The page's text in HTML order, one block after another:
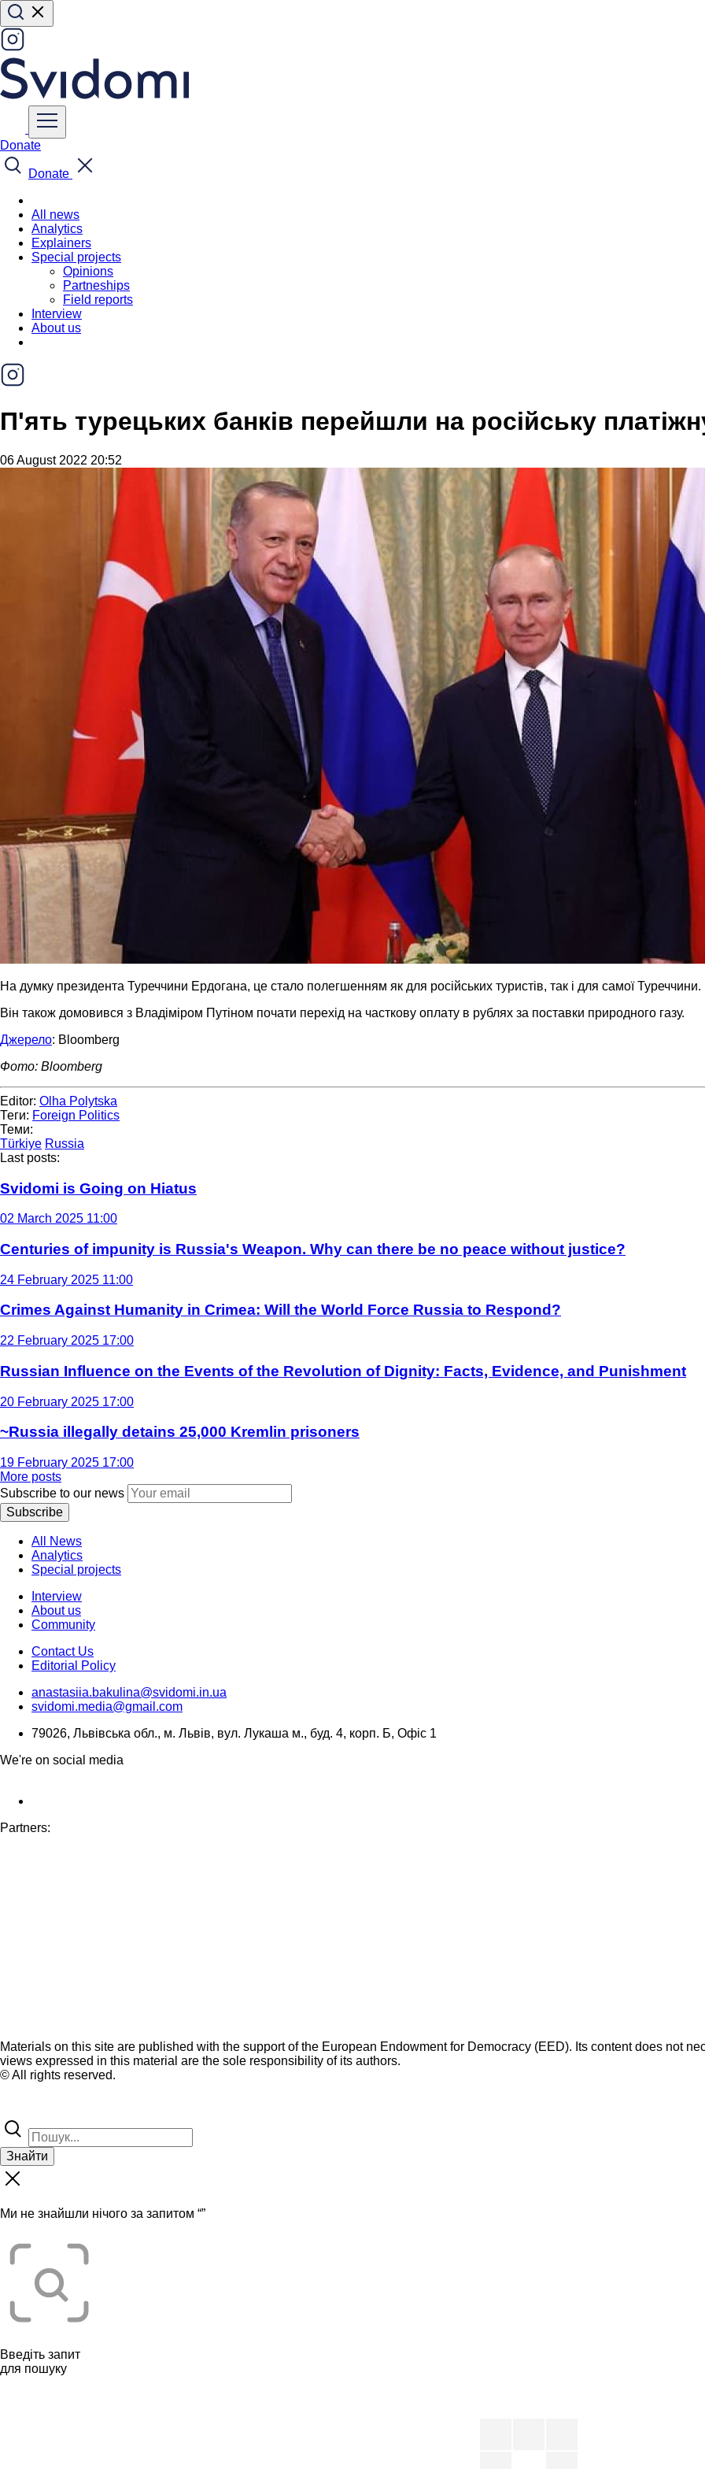
Donate
Donate
All news
Analytics
Explainers
Special projects
Opinions
Partneships
Field reports
Interview
About us
П'ять турецьких банків перейшли на російську
06 August 2022 20:52
На думку президента Туреччини Ердогана, це стало полегшенням як для російських туристів, так і для самої Туреччини.
Він також домовився з Владіміром Путіном почати перехід на часткову оплату в рублях за поставки природного газу.
Джерело: Bloomberg
Фото: Bloomberg
Editor: Olha Polytska
Теги: Foreign Politics
Теми:
Türkiye Russia
Last posts:
Svidomi is Going on Hiatus
02 March 2025 11:00
Centuries of impunity is Russia's Weapon. Why can there be no peace without justice?
24 February 2025 11:00
Crimes Against Humanity in Crimea: Will the World Force Russia to Respond?
22 February 2025 17:00
Russian Influence on the Events of the Revolution of Dignity: Facts, Evidence, and Punishment
20 February 2025 17:00
~Russia illegally detains 25,000 Kremlin prisoners
19 February 2025 17:00
More posts
Subscribe to our news
Subscribe
All News
Analytics
Special projects
Interview
About us
Community
Contact Us
Editorial Policy
anastasiia.bakulina@svidomi.in.ua
svidomi.media@gmail.com
79026, Львівська обл., м. Львів, вул. Лукаша м., буд. 4, корп. Б, Офіс 1
We're on social media
Partners:
Materials on this site are published with the support of the European Endowment for Democracy (EED). Its content does not
views expressed in this material are the sole responsibility of its authors.
© All rights reserved.
Знайти
Ми не знайшли нічого за запитом “”
Введіть запит
для пошуку